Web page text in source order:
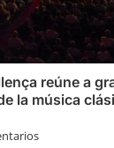
reúne a
la música